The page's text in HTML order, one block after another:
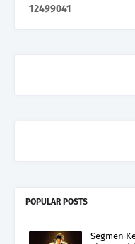
12499041
POPULAR POSTS
Segmen